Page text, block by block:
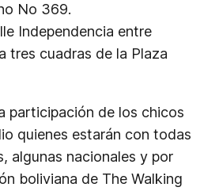
No 369.
Independencia entre
tres cuadras de la Plaza
participación de los chicos
quienes estarán con todas
algunas nacionales y por
boliviana de The Walking